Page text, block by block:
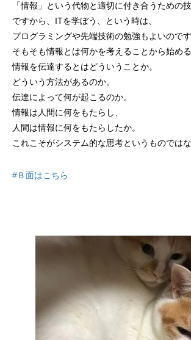
「情報」という代物と適切に付き合うための技
ですから、ITを学ぼう、という時は、
プログラミングや先端技術の勉強もよいのです
そもそも情報とは何かを考えることから始める
情報を伝達するとはどういうことか。
どういう方法があるのか。
伝達によって何が起こるのか。
情報は人間に何をもたらし、
人間は情報に何をもたらしたか。
これこそがシステム的な思考というものでは
#Ｂ面はこちら